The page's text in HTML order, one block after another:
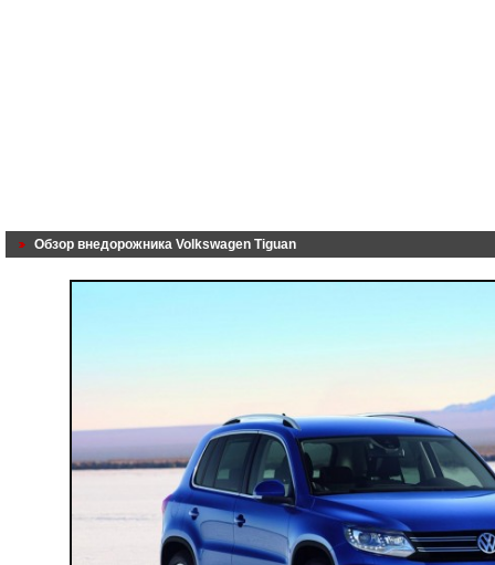
Обзор внедорожника Volkswagen Tiguan